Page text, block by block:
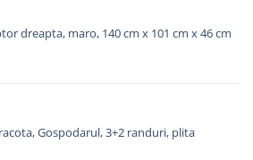
dreapta, maro, 140 cm x 101 cm x 46 cm
Gospodarul, 3+2 randuri, plita